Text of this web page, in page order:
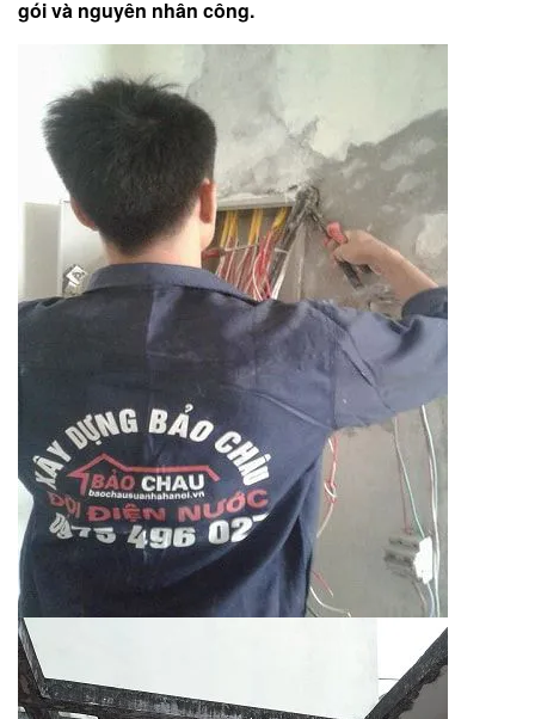
gói và nguyên nhân công.